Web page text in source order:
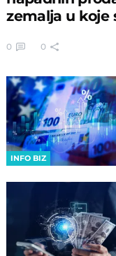
zemalja u koje
0 0
INFO BIZ